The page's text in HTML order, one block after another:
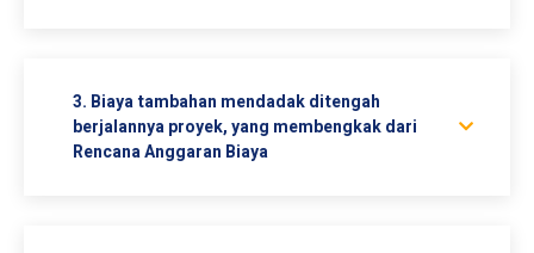
3. Biaya tambahan mendadak ditengah
berjalannya proyek, yang membengkak dari
Rencana Anggaran Biaya